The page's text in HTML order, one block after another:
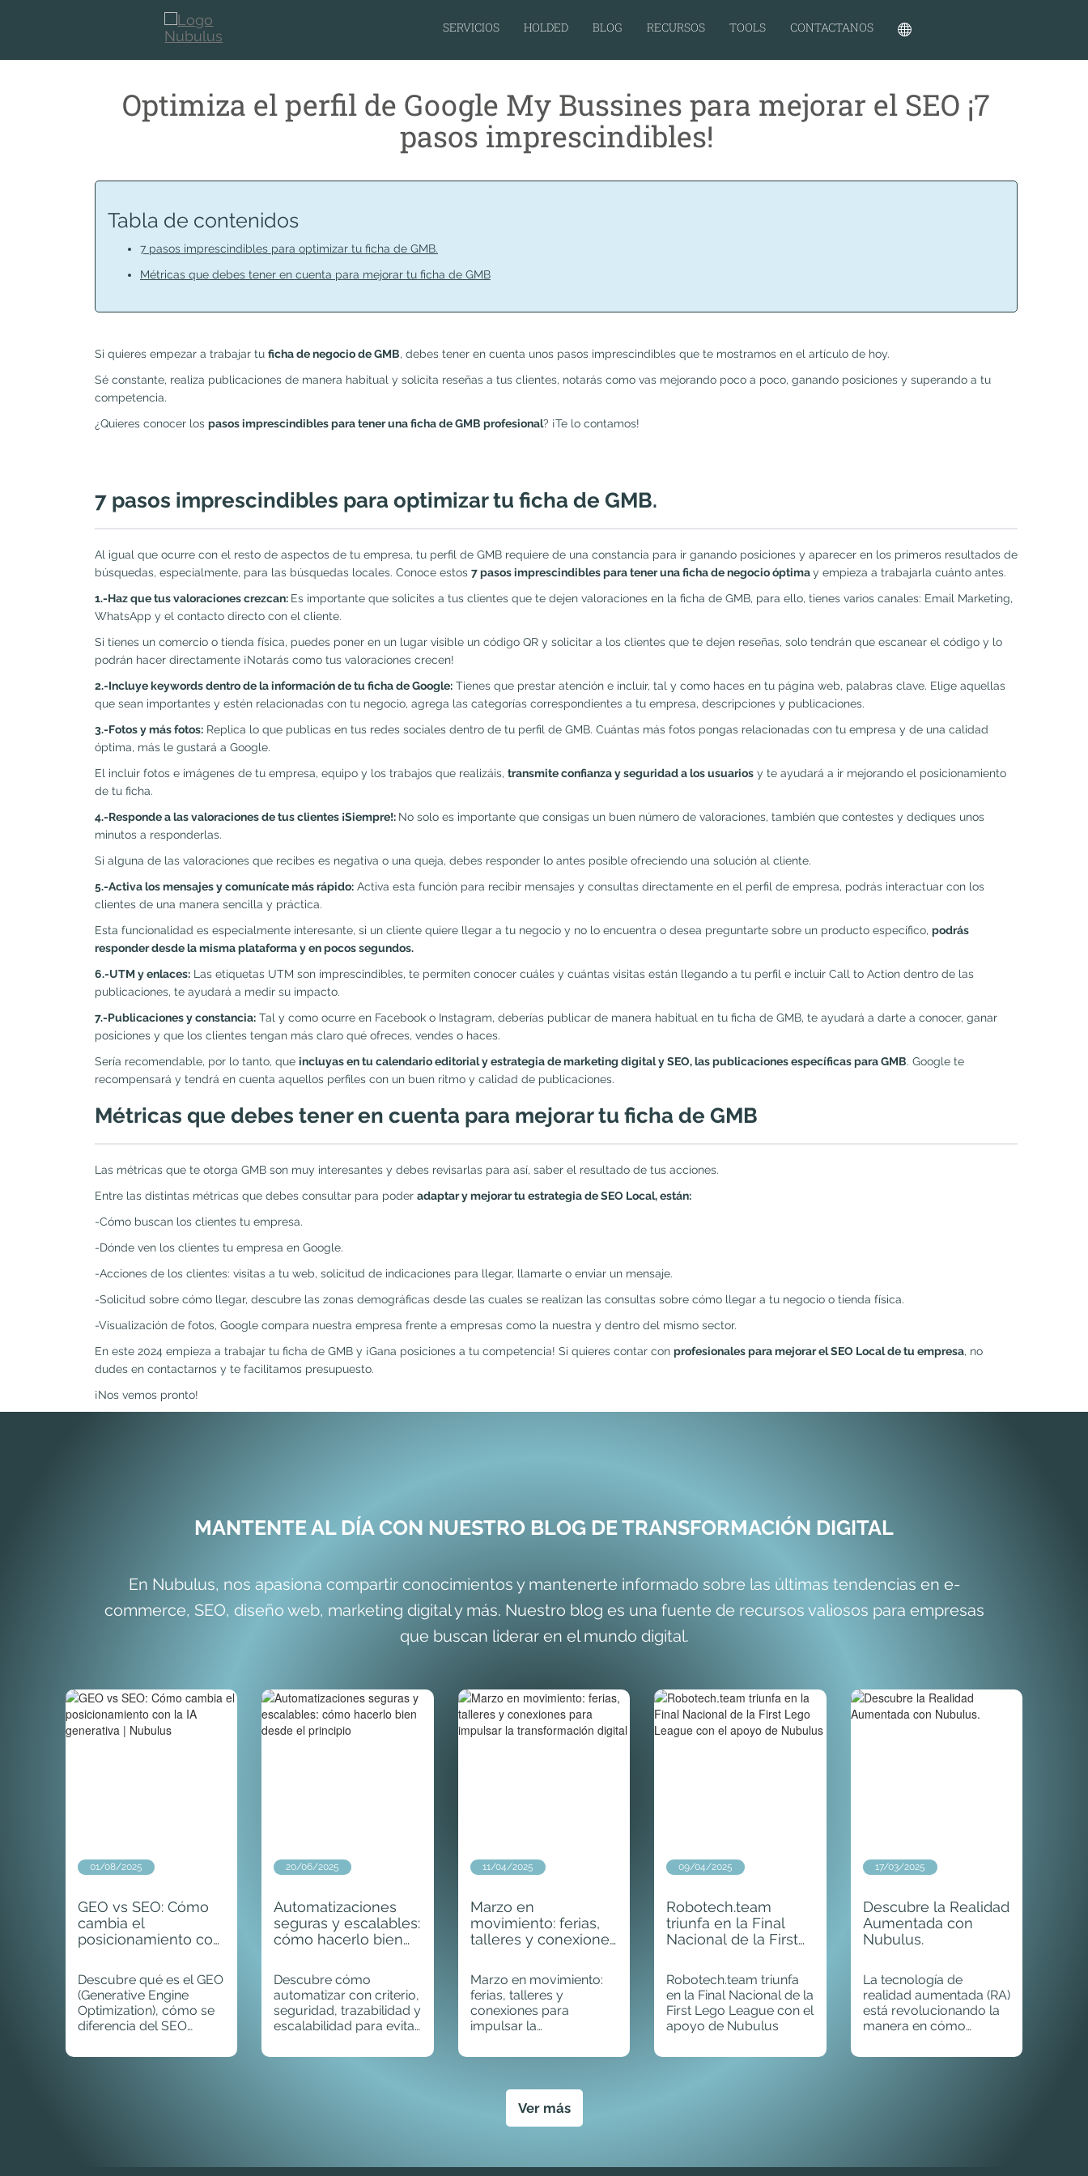
SERVICIOS HOLDED BLOG RECURSOS TOOLS CONTACTANOS
Optimiza el perfil de Google My Bussines para mejorar el SEO ¡7
pasos imprescindibles!
Tabla de contenidos
7 pasos imprescindibles para optimizar tu ficha de GMB.
Métricas que debes tener en cuenta para mejorar tu ficha de GMB
Si quieres empezar a trabajar tu ficha de negocio de GMB, debes tener en cuenta unos pasos imprescindibles que te mostramos en el artículo de hoy.
Sé constante, realiza publicaciones de manera habitual y solicita reseñas a tus clientes, notarás como vas mejorando poco a poco, ganando posiciones y superando a tu
competencia.
¿Quieres conocer los pasos imprescindibles para tener una ficha de GMB profesional? ¡Te lo contamos!
7 pasos imprescindibles para optimizar tu ficha de GMB.
Al igual que ocurre con el resto de aspectos de tu empresa, tu perfil de GMB requiere de una constancia para ir ganando posiciones y aparecer en los primeros resultados de
búsquedas, especialmente, para las búsquedas locales. Conoce estos 7 pasos imprescindibles para tener una ficha de negocio óptimay empieza a trabajarla cuánto antes.
1.-Haz que tus valoraciones crezcan: Es importante que solicites a tus clientes que te dejen valoraciones en la ficha de GMB, para ello, tienes varios canales: Email Marketing,
WhatsApp y el contacto directo con el cliente.
Si tienes un comercio o tienda física, puedes poner en un lugar visible un código QR y solicitar a los clientes que te dejen reseñas, solo tendrán que escanear el código y lo
podrán hacer directamente ¡Notarás como tus valoraciones crecen!
2.-Incluye keywords dentro de la información de tu ficha de Google: Tienes que prestar atención e incluir, tal y como haces en tu página web, palabras clave. Elige aquellas
que sean importantes y estén relacionadas con tu negocio, agrega las categorías correspondientes a tu empresa, descripciones y publicaciones.
3.-Fotos y más fotos: Replica lo que publicas en tus redes sociales dentro de tu perfil de GMB. Cuántas más fotos pongas relacionadas con tu empresa y de una calidad
óptima, más le gustará a Google.
El incluir fotos e imágenes de tu empresa, equipo y los trabajos que realizáis, transmite confianza y seguridad a los usuarios y te ayudará a ir mejorando el posicionamiento
de tu ficha.
4.-Responde a las valoraciones de tus clientes ¡Siempre!: No solo es importante que consigas un buen número de valoraciones, también que contestes y dediques unos
minutos a responderlas.
Si alguna de las valoraciones que recibes es negativa o una queja, debes responder lo antes posible ofreciendo una solución al cliente.
5.-Activa los mensajes y comunícate más rápido: Activa esta función para recibir mensajes y consultas directamente en el perfil de empresa, podrás interactuar con los
clientes de una manera sencilla y práctica.
Esta funcionalidad es especialmente interesante, si un cliente quiere llegar a tu negocio y no lo encuentra o desea preguntarte sobre un producto específico, podrás
responder desde la misma plataforma y en pocos segundos.
6.-UTM y enlaces: Las etiquetas UTM son imprescindibles, te permiten conocer cuáles y cuántas visitas están llegando a tu perfil e incluir Call to Action dentro de las
publicaciones, te ayudará a medir su impacto.
7.-Publicaciones y constancia: Tal y como ocurre en Facebook o Instagram, deberías publicar de manera habitual en tu ficha de GMB, te ayudará a darte a conocer, ganar
posiciones y que los clientes tengan más claro qué ofreces, vendes o haces.
Sería recomendable, por lo tanto, que incluyas en tu calendario editorial y estrategia de marketing digital y SEO, las publicaciones específicas para GMB. Google te
recompensará y tendrá en cuenta aquellos perfiles con un buen ritmo y calidad de publicaciones.
Métricas que debes tener en cuenta para mejorar tu ficha de GMB
Las métricas que te otorga GMB son muy interesantes y debes revisarlas para así, saber el resultado de tus acciones.
Entre las distintas métricas que debes consultar para poder adaptar y mejorar tu estrategia de SEO Local, están:
-Cómo buscan los clientes tu empresa.
-Dónde ven los clientes tu empresa en Google.
-Acciones de los clientes: visitas a tu web, solicitud de indicaciones para llegar, llamarte o enviar un mensaje.
-Solicitud sobre cómo llegar, descubre las zonas demográficas desde las cuales se realizan las consultas sobre cómo llegar a tu negocio o tienda física.
-Visualización de fotos, Google compara nuestra empresa frente a empresas como la nuestra y dentro del mismo sector.
En este 2024 empieza a trabajar tu ficha de GMB y ¡Gana posiciones a tu competencia! Si quieres contar con profesionales para mejorar el SEO Local de tu empresa, no
dudes en contactarnos y te facilitamos presupuesto.
¡Nos vemos pronto!
MANTENTE AL DÍA CON NUESTRO BLOG DE TRANSFORMACIÓN DIGITAL
En Nubulus, nos apasiona compartir conocimientos y mantenerte informado sobre las últimas tendencias en e-
commerce, SEO, diseño web, marketing digital y más. Nuestro blog es una fuente de recursos valiosos para empresas
que buscan liderar en el mundo digital.
GEO vs SEO: Cómo
cambia el
posicionamiento con
Nubulus
01/08/2025
Descubre qué es el GEO
(Generative Engine
Optimization), cómo se
diferencia del SEO
adaptar tu web al nuevo
Automatizaciones
seguras y escalables:
cómo hacerlo bien
20/06/2025
Descubre cómo
automatizar con criterio,
seguridad, trazabilidad y
escalabilidad para evitar
para crecer.
Marzo en
movimiento: ferias,
talleres y conexiones
transformación
digital
11/04/2025
Marzo en movimiento:
ferias, talleres y
conexiones para
impulsar la
Robotech.team
triunfa en la Final
Nacional de la First
apoyo de Nubulus
09/04/2025
Robotech.team triunfa
en la Final Nacional de la
First Lego League con el
apoyo de Nubulus
Descubre la Realidad
Aumentada con
Nubulus.
17/03/2025
La tecnología de
realidad aumentada (RA)
está revolucionando la
manera en cómo
mundo digital y físico.
Ver más